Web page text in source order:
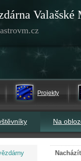
Projekty
Na